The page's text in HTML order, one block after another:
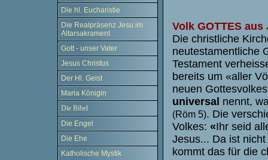
Die hl. Eucharistie
Die Realpräsenz Jesu im
Altarsakrament
Gott - unser Vater
Jesus Christus
Der Hl. Geist
Maria Königin
Die Bibel
Die Engel
Die Ehe
Katholische Mystik
Volk GOTTES
Die christliche
neutestamentliche
Testament
bereits um «aller
neuen
universal nennt,
(Röm 5). Die
Volkes: «Ihr seid
Jesus... Da ist
kommt das für die